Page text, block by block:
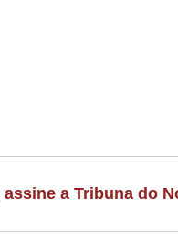
assine a Tribuna do